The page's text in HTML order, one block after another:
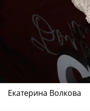
Екатерина Волкова